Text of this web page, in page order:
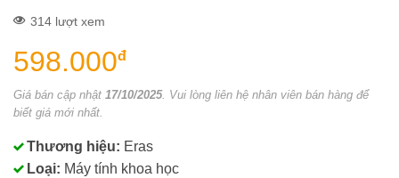
314 lượt xem
598.000đ
Giá bán cập nhật 17/10/2025. Vui lòng liên hệ nhân viên bán hàng để
biết giá mới nhất.
Thương hiệu: Eras
Loại: Máy tính khoa học